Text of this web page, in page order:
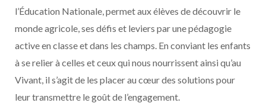
l’Éducation Nationale, permet aux élèves de découvrir le
monde agricole, ses défis et leviers par une pédagogie
active en classe et dans les champs. En conviant les enfants
à se relier à celles et ceux qui nous nourrissent ainsi qu’au
Vivant, il s’agit de les placer au cœur des solutions pour
leur transmettre le goût de l’engagement.